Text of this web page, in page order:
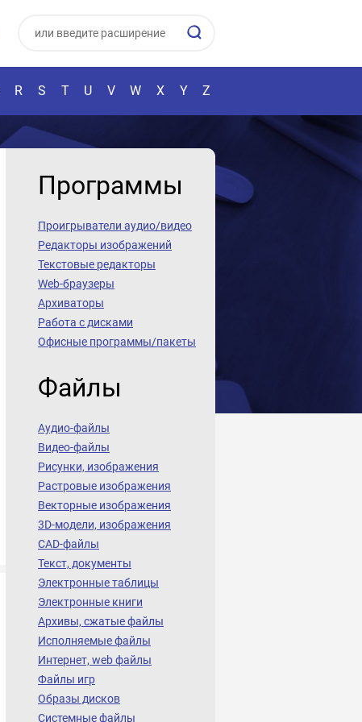
R S T U V W X Y Z
Программы
Проигрыватели аудио/видео
Редакторы изображений
Текстовые редакторы
Web-браузеры
Архиваторы
Работа с дисками
Офисные программы/пакеты
Файлы
Аудио-файлы
Видео-файлы
Рисунки, изображения
Растровые изображения
Векторные изображения
3D-модели, изображения
CAD-файлы
Текст, документы
Электронные таблицы
Электронные книги
Архивы, сжатые файлы
Исполняемые файлы
Интернет, web файлы
Файлы игр
Образы дисков
Системные файлы